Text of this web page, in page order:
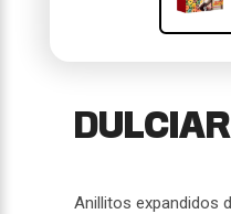
Anillitos expandidos